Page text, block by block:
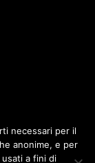
necessari per il
anonime, e per
a fini di